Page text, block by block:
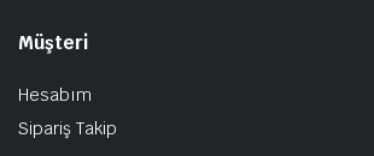
Müşteri
Hesabım
Sipariş Takip